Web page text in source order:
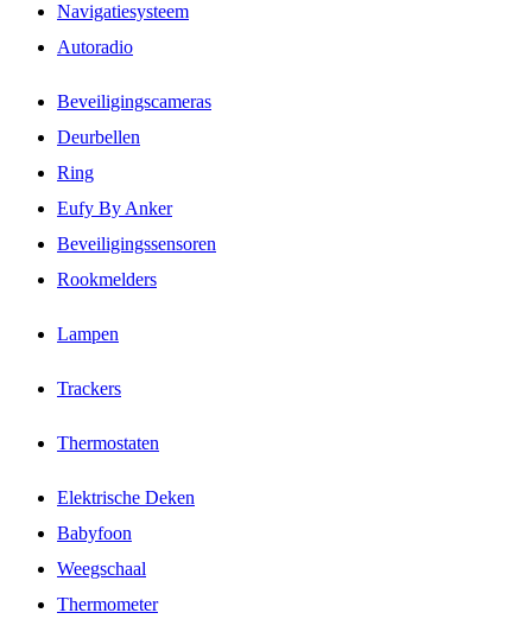
Navigatiesysteem
Autoradio
Beveiligingscameras
Deurbellen
Ring
Eufy By Anker
Beveiligingssensoren
Rookmelders
Lampen
Trackers
Thermostaten
Elektrische Deken
Babyfoon
Weegschaal
Thermometer